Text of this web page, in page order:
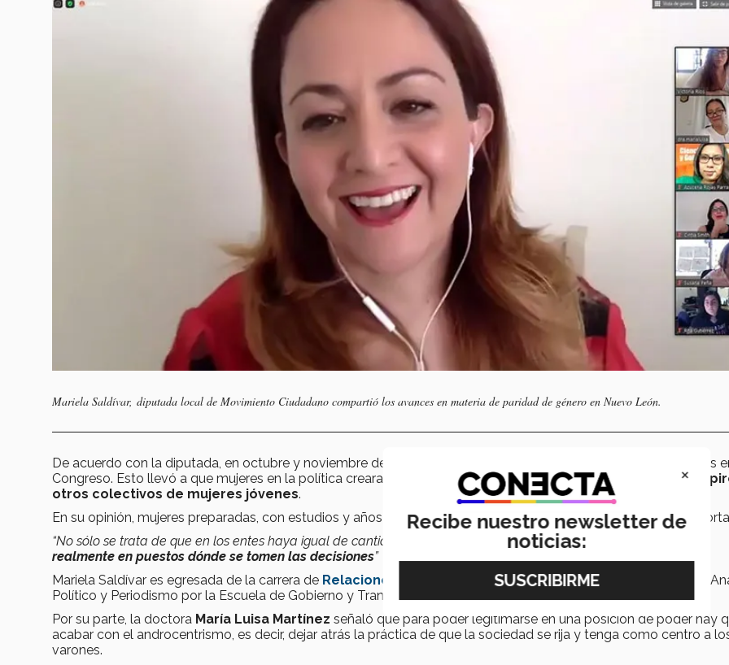
Mariela Saldívar, diputada local de Movimiento Ciudadano compartió los avances en materia de paridad de género en Nuevo León.
De acuerdo con la diputada, en octubre y noviembre de 2019 se realizaron cuatro nombramientos no paritarios
Congreso. Esto llevó a que mujeres en la política crearan una red paradefender la paridad, misma que
otros colectivos de mujeres jóvenes.
En su opinión, mujeres preparadas, con estudios y años de experiencia, son pasadas por alto para cargos
“No sólo se trata de que en los entes haya igual de cantidad de mujeres que de hombres, sino que haya
realmente en puestos dónde se tomen las decisiones”
Mariela Saldívar es egresada de la carrera de Relaciones Internacionalesdel Tec y cuenta con maestría en
Político y Periodismo por la Escuela de Gobierno y Transformación Pública del Tecnológico de Monterrey.
Por su parte, la doctora María Luisa Martínez señaló que para poder legitimarse en una posición de poder hay
acabar con el androcentrismo, es decir, dejar atrás la práctica de que la sociedad se rija y tenga como centro a
varones.
×
Recibe nuestro newsletter de
noticias: